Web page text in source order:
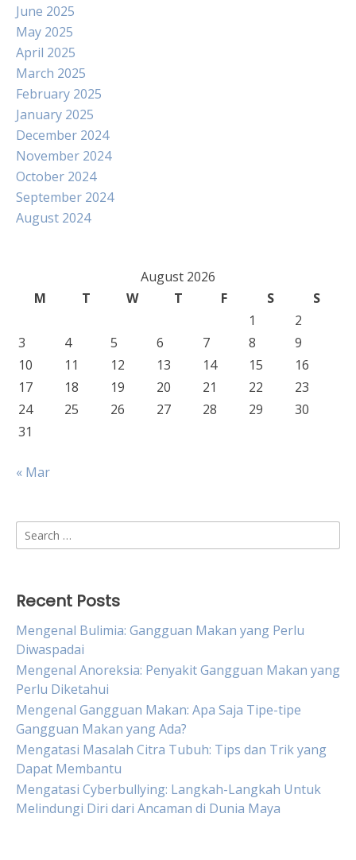
June 2025
May 2025
April 2025
March 2025
February 2025
January 2025
December 2024
November 2024
October 2024
September 2024
August 2024
August 2026
M
T W T F S
S
1
2
3
4 5 6 7 8
9
10
11 12 13 14 15
16
17
18 19 20 21 22
23
24
25 26 27 28 29
30
31
« Mar
Search
for:
Recent Posts
Mengenal Bulimia: Gangguan Makan yang Perlu
Diwaspadai
Mengenal Anoreksia: Penyakit Gangguan Makan yang
Perlu Diketahui
Mengenal Gangguan Makan: Apa Saja Tipe-tipe
Gangguan Makan yang Ada?
Mengatasi Masalah Citra Tubuh: Tips dan Trik yang
Dapat Membantu
Mengatasi Cyberbullying: Langkah-Langkah Untuk
Melindungi Diri dari Ancaman di Dunia Maya